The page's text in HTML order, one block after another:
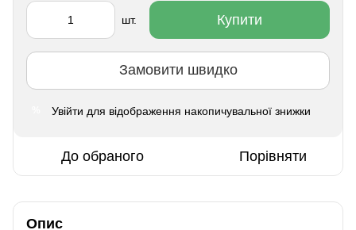
шт. Купити
Замовити швидко
Увійти для відображення накопичувальної знижки
До обраного Порівняти
Опис